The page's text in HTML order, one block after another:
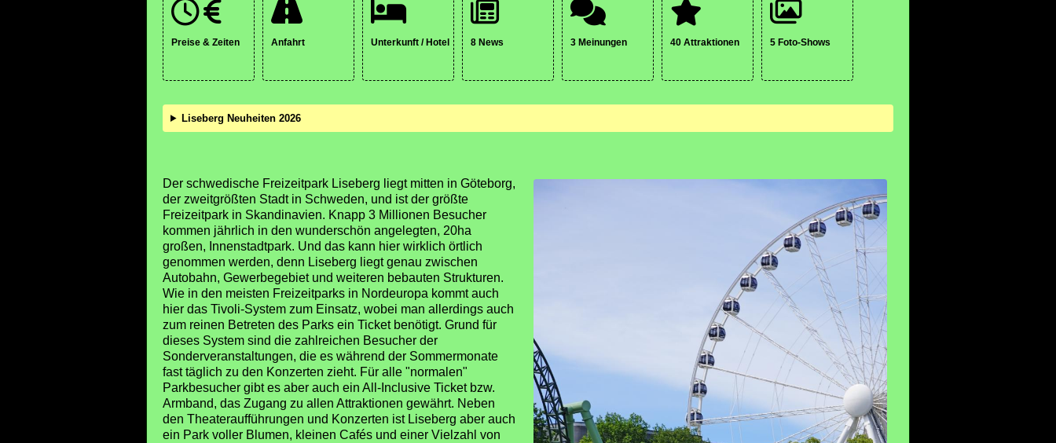
Preise & Zeiten Anfahrt Unterkunft / Hotel 8 News 3 Meinungen 40 Attraktionen 5 Foto-Shows
Liseberg Neuheiten 2026
Der schwedische Freizeitpark Liseberg liegt mitten in Göteborg,
der zweitgrößten Stadt in Schweden, und ist der größte
Freizeitpark in Skandinavien. Knapp 3 Millionen Besucher
kommen jährlich in den wunderschön angelegten, 20ha
großen, Innenstadtpark. Und das kann hier wirklich örtlich
genommen werden, denn Liseberg liegt genau zwischen
Autobahn, Gewerbegebiet und weiteren bebauten Strukturen.
Wie in den meisten Freizeitparks in Nordeuropa kommt auch
hier das Tivoli-System zum Einsatz, wobei man allerdings auch
zum reinen Betreten des Parks ein Ticket benötigt. Grund für
dieses System sind die zahlreichen Besucher der
Sonderveranstaltungen, die es während der Sommermonate
fast täglich zu den Konzerten zieht. Für alle "normalen"
Parkbesucher gibt es aber auch ein All-Inclusive Ticket bzw.
Armband, das Zugang zu allen Attraktionen gewährt. Neben
den Theateraufführungen und Konzerten ist Liseberg aber auch
ein Park voller Blumen, kleinen Cafés und einer Vielzahl von